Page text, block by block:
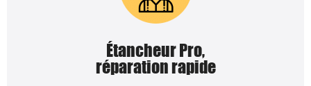
Étancheur Pro,
réparation rapide